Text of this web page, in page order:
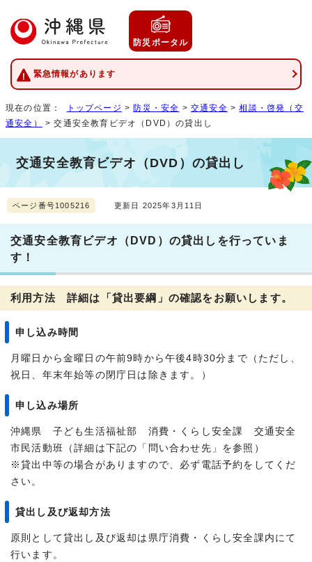
防災ポータル
緊急情報があります
現在の位置： トップページ >防災・安全 >交通安全 >相談・啓発（交
通安全）
> 交通安全教育ビデオ（DVD）の貸出し
交通安全教育ビデオ（DVD）の貸出し
ページ番号1005216 更新日 2025年3月11日
交通安全教育ビデオ（DVD）の貸出しを行っていま
す！
利用方法 詳細は「貸出要綱」の確認をお願いします。
申し込み時間
月曜日から金曜日の午前9時から午後4時30分まで（ただし、
祝日、年末年始等の閉庁日は除きます。）
申し込み場所
沖縄県 子ども生活福祉部 消費・くらし安全課 交通安全
市民活動班（詳細は下記の「問い合わせ先」を参照）
※貸出中等の場合がありますので、必ず電話予約をしてくだ
さい。
貸出し及び返却方法
原則として貸出し及び返却は県庁消費・くらし安全課内にて
行います。